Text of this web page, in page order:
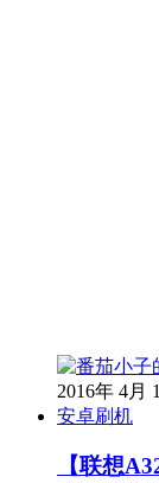
2016年 4月
安卓刷机
【联想